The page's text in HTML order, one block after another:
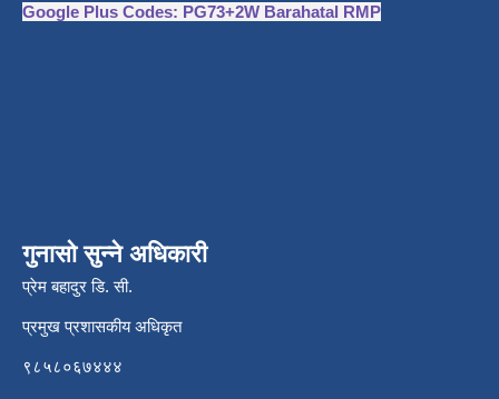
Google Plus Codes: PG73+2W Barahatal RMP
गुनासो सुन्ने अधिकारी
प्रेम बहादुर डि. सी.
प्रमुख प्रशासकीय अधिकृत
९८५८०६७४४४